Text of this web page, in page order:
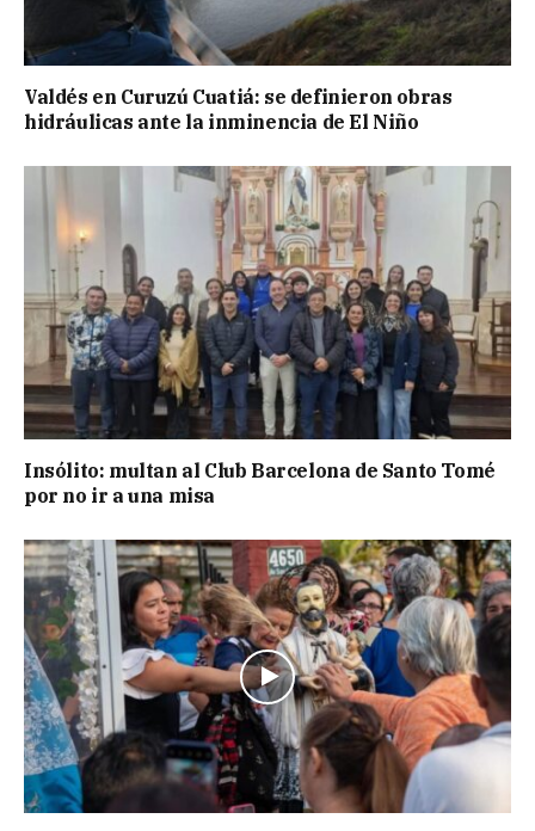
Valdés en Curuzú Cuatiá: se definieron obras
hidráulicas ante la inminencia de El Niño
Insólito: multan al Club Barcelona de Santo Tomé
por no ir a una misa